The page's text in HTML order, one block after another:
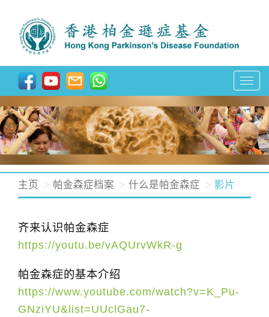
T
o
g
g
l
e
a
主页 帕金森症档案 什么是帕金森症 影片
齐来认识帕金森症
https://youtu.be/vAQUrvWkR-g
帕金森症的基本介绍
https://www.youtube.com/watch?v=K_Pu-
GNziYU&list=UUclGau7-